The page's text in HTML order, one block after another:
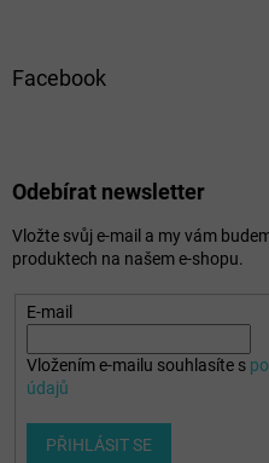
Facebook
Odebírat newsletter
Vložte svůj e-mail a my vám
produktech na našem e-shopu.
E-mail
Vložením e-mailu souhlasíte s
údajů
PŘIHLÁSIT SE